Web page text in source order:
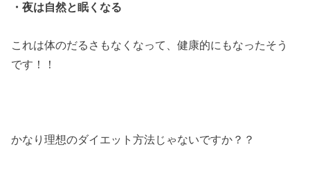
・夜は自然と眠くなる
これは体のだるさもなくなって、健康的にもなったそう
です！！
かなり理想のダイエット方法じゃないですか？？